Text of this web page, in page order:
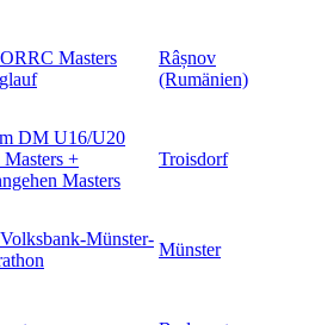
Masters
Râșnov
(Rumänien)
DM U16/U20
Masters +
Masters
Troisdorf
Münster-
Münster